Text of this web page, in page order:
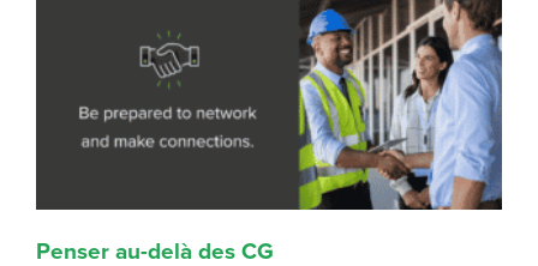
Penser au-delà des CG